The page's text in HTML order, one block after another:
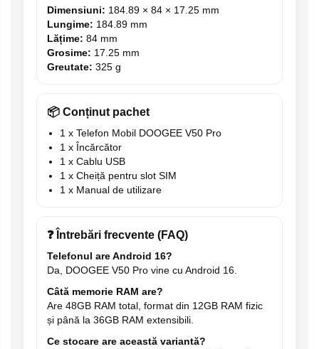
Dimensiuni: 184.89 × 84 × 17.25 mm
Lungime: 184.89 mm
Lățime: 84 mm
Grosime: 17.25 mm
Greutate: 325 g
📦 Conținut pachet
1 x Telefon Mobil DOOGEE V50 Pro
1 x Încărcător
1 x Cablu USB
1 x Cheiță pentru slot SIM
1 x Manual de utilizare
❓ Întrebări frecvente (FAQ)
Telefonul are Android 16?
Da, DOOGEE V50 Pro vine cu Android 16.
Câtă memorie RAM are?
Are 48GB RAM total, format din 12GB RAM fizic
și până la 36GB RAM extensibili.
Ce stocare are această variantă?